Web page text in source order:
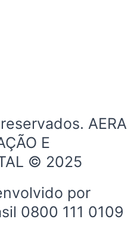
AERA
E
© 2025
por
0800 111 0109